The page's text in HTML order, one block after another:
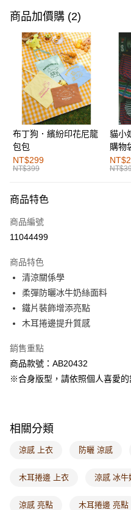
信用卡一次付款
購物金
超商取貨付款
LINE Pay
街口支付
運送方式
全家取貨付款
每筆NT$60，滿NT$1,000(含以
付款後全家取貨
萊爾富取貨付款
付款後萊爾富取貨
每筆NT$60，滿NT$1,000(含以
7-11取貨付款
每筆NT$60，滿NT$1,000(含以
付款後7-11取貨
每筆NT$60，滿NT$1,000(含以
付款後門市自取
每筆NT$60，滿NT$1,000(含
商品加價購 (2)
布丁狗．繽紛印花尼龍
包包
NT$299
NT$399
貓小
購物
商品特色
商品編號
11044499
商品特色
清涼關係學
柔彈防曬冰牛奶絲面料
鐵片裝飾增添亮點
木耳捲邊提升質感
銷售重點
商品款號：AB20432
※合身版型，請依照個人喜愛的
相關分類
涼感 上衣 防曬 涼感
木耳捲邊 上衣 涼感 冰牛
涼感 亮點 木耳捲邊 亮點